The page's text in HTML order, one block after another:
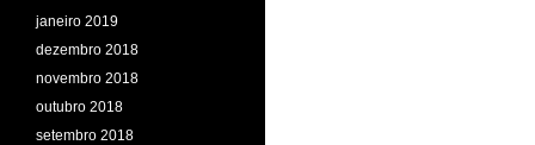
janeiro 2019
dezembro 2018
novembro 2018
outubro 2018
setembro 2018